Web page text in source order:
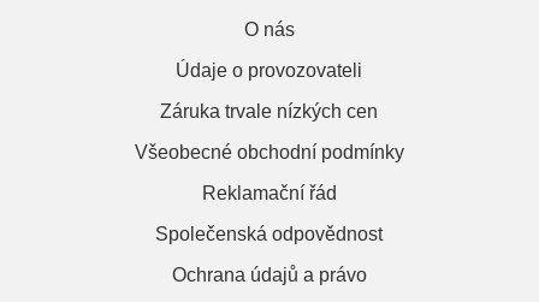
O nás
Údaje o provozovateli
Záruka trvale nízkých cen
Všeobecné obchodní podmínky
Reklamační řád
Společenská odpovědnost
Ochrana údajů a právo